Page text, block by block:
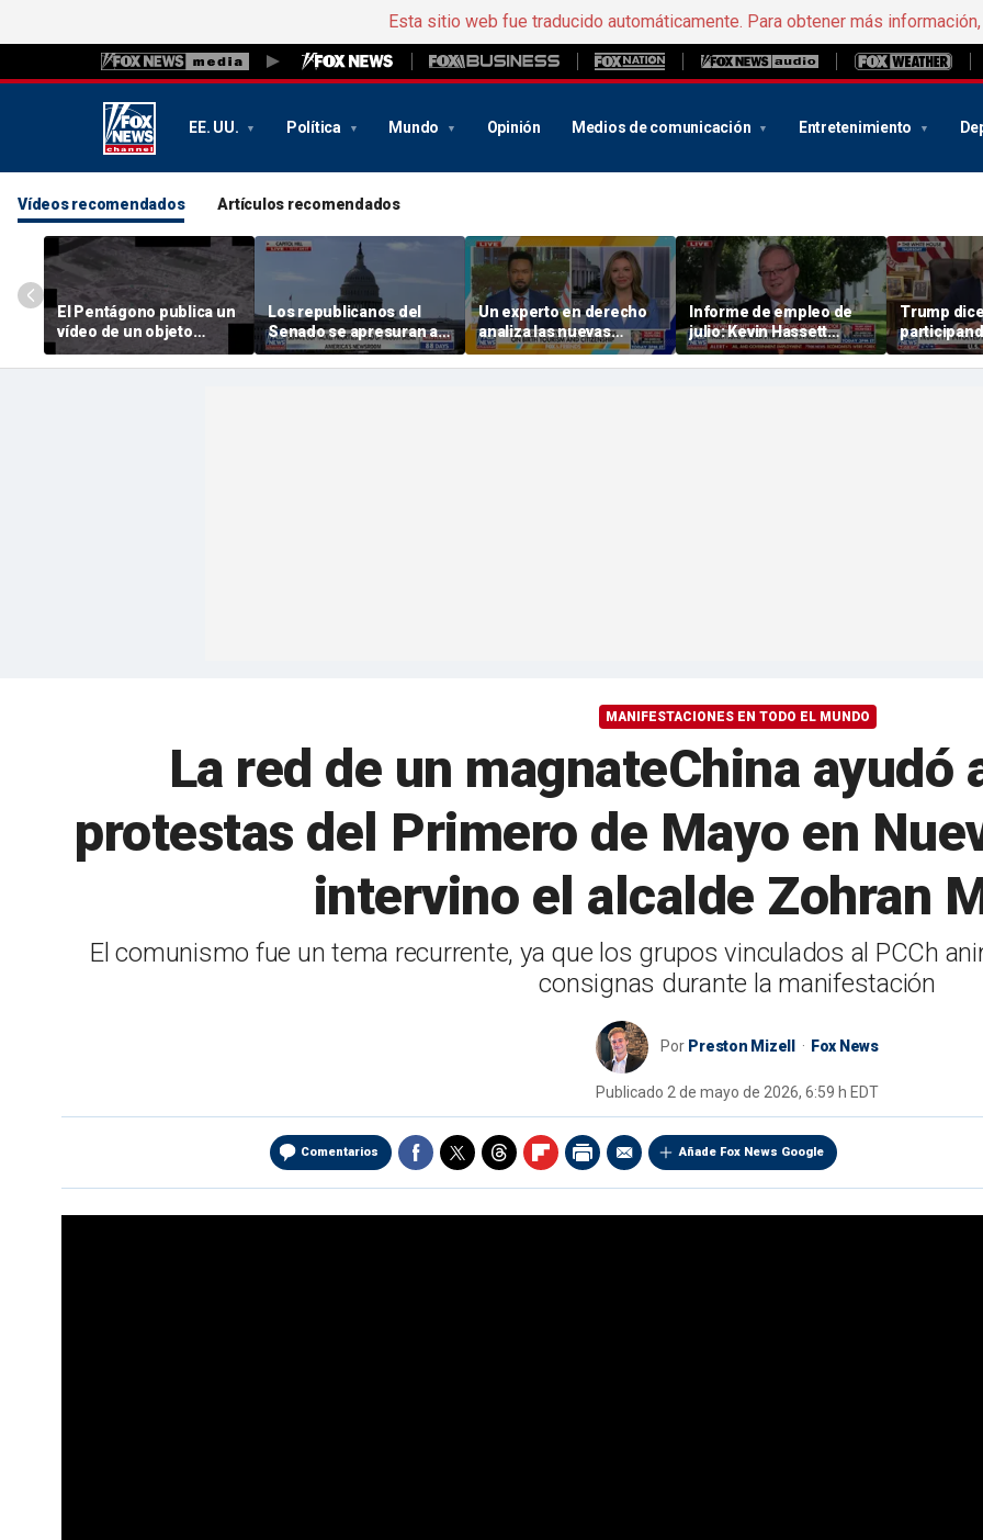
Esta sitio web fue traducido automáticamente. Para obtener más
EE. UU. Política Mundo Opinión Medios de comunicación Entretenimiento
Vídeos recomendados Artículos recomendados
El Pentágono publica un
vídeo de un objeto
volador misterioso (UAP)
Los republicanos del
Senado se apresuran a
abordar sus prioridades
antes del receso de
Un experto en derecho
analiza las nuevas
órdenes ejecutivas de
Trump sobre el «turismo
Informe de empleo de
julio: Kevin Hassett
reacciona ante la caída
de la tasa de desempleo
Trump
en medio
MANIFESTACIONES EN TODO EL MUNDO
La red de un magnateChina ayudó
protestas del Primero de Mayo en
intervino el alcalde Zohran
El comunismo fue un tema recurrente, ya que los grupos vinculados al PCCh
consignas durante la manifestación
Por Preston Mizell Fox News
Publicado 2 de mayo de 2026, 6:59 h EDT
Comentarios Añade Fox News Google